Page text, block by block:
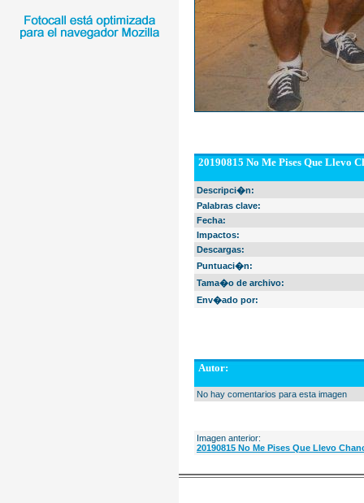
20190815 No Me Pises Que Llevo
Descripci�n:
Palabras clave:
Fecha:
Impactos:
Descargas:
Puntuaci�n:
Tama�o de archivo:
Env�ado por:
Autor:
No hay comentarios para esta imagen
Imagen anterior:
20190815 No Me Pises Que Llevo